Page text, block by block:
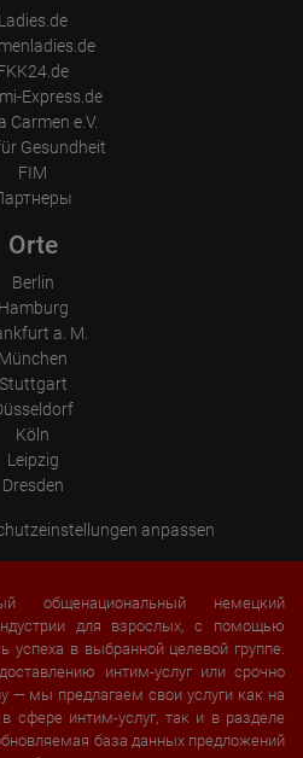
Ladies.de
Express.de
Carmen e.V.
Gesundheit
FIM
Orte
Berlin
Hamburg
a. M.
München
Stuttgart
Köln
Leipzig
Dresden
anpassen
общенациональный немецкий
для взрослых, с помощью
успеха в выбранной целевой группе.
интим-услуг или срочно
— мы предлагаем свои услуги как на
в сфере интим-услуг, так и в разделе
база данных предложений